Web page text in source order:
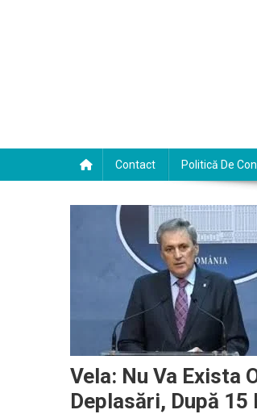
Contact Politică De
Vela: Nu Va Exista
Deplasări, După 15